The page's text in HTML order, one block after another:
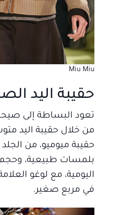
Miu Miu
حقيبة اليد
تعود البساطة إلى
من خلال حقيبة اليد
حقيبة ميوميو، من
بلمسات طبيعية، وحجم
اليومية، مع لوغو
في مربع صغير.